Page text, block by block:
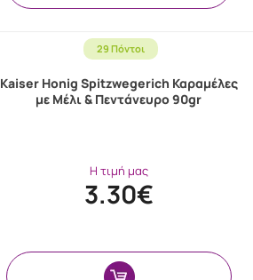
29 Πόντοι
Kaiser Honig Spitzwegerich Καραμέλες
με Μέλι & Πεντάνευρο 90gr
Η τιμή μας
3.30€